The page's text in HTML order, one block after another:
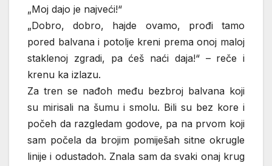
„Moj dajo je najveći!“
„Dobro, dobro, hajde ovamo, prođi tamo
pored balvana i potolje kreni prema onoj maloj
staklenoj zgradi, pa ćeš naći daja!“ – reče i
krenu ka izlazu.
Za tren se nađoh među bezbroj balvana koji
su mirisali na šumu i smolu. Bili su bez kore i
počeh da razgledam godove, pa na prvom koji
sam počela da brojim pomiješah sitne okrugle
linije i odustadoh. Znala sam da svaki onaj krug